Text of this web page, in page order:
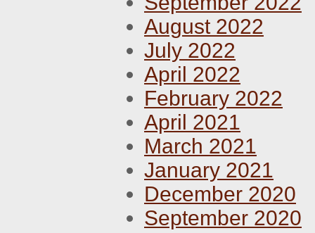
August 2022
July 2022
April 2022
February 2022
April 2021
March 2021
January 2021
December 2020
September 2020